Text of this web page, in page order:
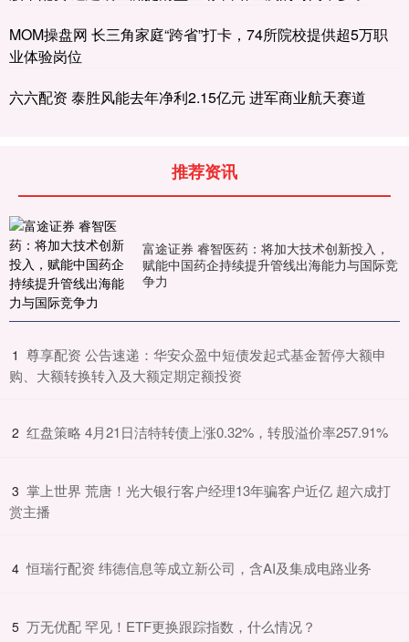
MOM操盘网 长三角家庭“跨省”打卡，74所院校提供超5万职
业体验岗位
六六配资 泰胜风能去年净利2.15亿元 进军商业航天赛道
推荐资讯
富途证券 睿智医药：将加大技术创新投入，
赋能中国药企持续提升管线出海能力与国际竞
争力
1 ​尊享配资 公告速递：华安众盈中短债发起式基金暂停大额申
购、大额转换转入及大额定期定额投资
2 ​红盘策略 4月21日洁特转债上涨0.32%，转股溢价率257.91%
3 ​掌上世界 荒唐！光大银行客户经理13年骗客户近亿 超六成打
赏主播
4 ​恒瑞行配资 纬德信息等成立新公司，含AI及集成电路业务
5 ​万无优配 罕见！ETF更换跟踪指数，什么情况？